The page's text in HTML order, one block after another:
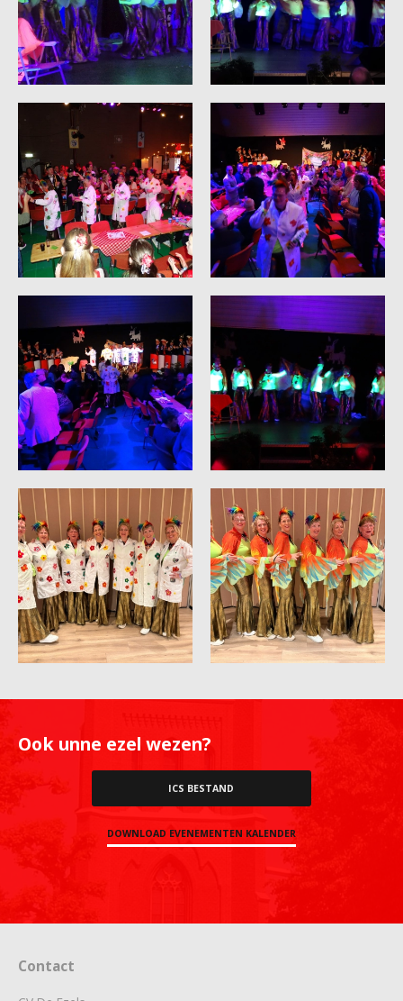
Ook unne ezel wezen?
ICS BESTAND
DOWNLOAD EVENEMENTEN KALENDER
Contact